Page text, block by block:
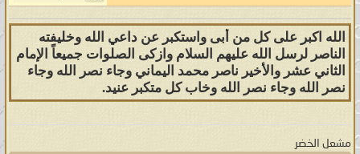
الله اكبر على كل من أبى واستكبر عن داعي الله وخليفته
الناصر لرسل الله عليهم السلام وازكى الصلوات جميعاً الإمام
الثاني عشر والأخير ناصر محمد اليماني وجاء نصر الله وجاء
نصر الله وجاء نصر الله وخاب كل متكبر عنيد.
مشعل الخضر